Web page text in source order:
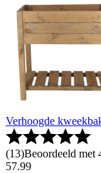
Verhoogde
(13)Beoordeeld met
57.99